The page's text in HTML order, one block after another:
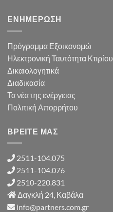
ΕΝΗΜΕΡΩΣΗ
Πρόγραμμα Εξοικονομώ
Ηλεκτρονική Ταυτότητα Κτιρίου
Δικαιολογητικά
Διαδικασία
Τα νέα της ενέργειας
Πολιτική Απορρήτου
ΒΡΕΙΤΕ ΜΑΣ
2511-104.075
2511-104.076
2510-220.831
Δαγκλή 24, Καβάλα
info@partners.com.gr